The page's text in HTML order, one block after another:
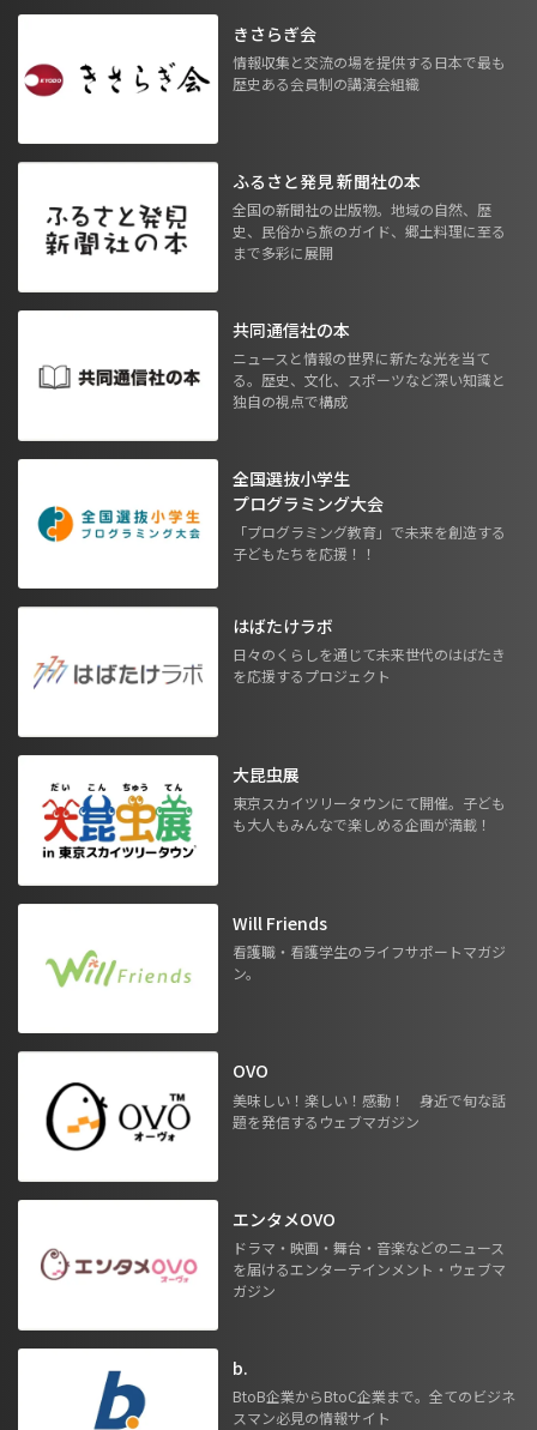
きさらぎ会
情報収集と交流の場を提供する日本で最も
歴史ある会員制の講演会組織
ふるさと発見 新聞社の本
全国の新聞社の出版物。地域の自然、歴
史、民俗から旅のガイド、郷土料理に至る
まで多彩に展開
共同通信社の本
ニュースと情報の世界に新たな光を当て
る。歴史、文化、スポーツなど深い知識と
独自の視点で構成
全国選抜小学生
プログラミング大会
「プログラミング教育」で未来を創造する
子どもたちを応援！！
はばたけラボ
日々のくらしを通じて未来世代のはばたき
を応援するプロジェクト
大昆虫展
東京スカイツリータウンにて開催。子ども
も大人もみんなで楽しめる企画が満載！
Will Friends
看護職・看護学生のライフサポートマガジ
ン。
OVO
美味しい！楽しい！感動！ 身近で旬な話
題を発信するウェブマガジン
エンタメOVO
ドラマ・映画・舞台・音楽などのニュース
を届けるエンターテインメント・ウェブマ
ガジン
b.
BtoB企業からBtoC企業まで。全てのビジネ
スマン必見の情報サイト